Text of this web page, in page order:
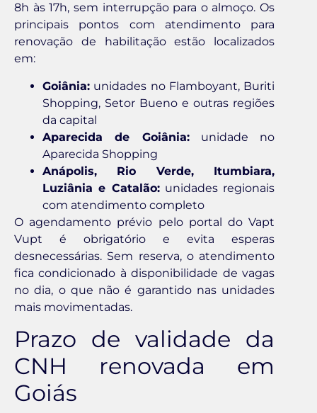
8h às 17h, sem interrupção para o almoço. Os
principais pontos com atendimento para
renovação de habilitação estão localizados
em:
Goiânia: unidades no Flamboyant, Buriti
Shopping, Setor Bueno e outras regiões
da capital
Aparecida de Goiânia:unidade no
Aparecida Shopping
Anápolis, Rio Verde, Itumbiara,
Luziânia e Catalão:unidades regionais
com atendimento completo
O agendamento prévio pelo portal do Vapt
Vupt é obrigatório e evita esperas
desnecessárias. Sem reserva, o atendimento
fica condicionado à disponibilidade de vagas
no dia, o que não é garantido nas unidades
mais movimentadas.
Prazo de validade da
CNH renovada em
Goiás